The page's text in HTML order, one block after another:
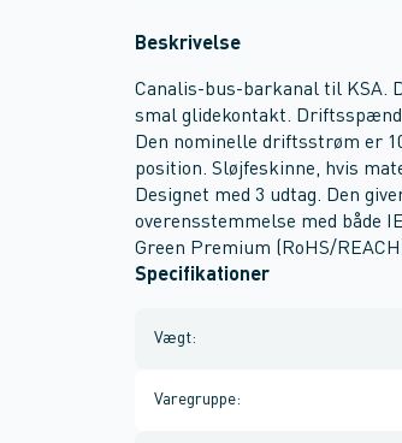
Beskrivelse
Canalis-bus-barkanal til KSA.
smal glidekontakt.
Den nominelle driftsstrøm er
position. Sløjfeskinne, hvis
Designet med 3 udtag. Den
overensstemmelse med både
Green Premium (RoHS/
Specifikationer
Vægt:
Varegruppe: